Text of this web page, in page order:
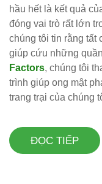
hầu hết là kết quả
đóng vai trò rất lớn
chúng tôi tin rằng tất
giúp cứu những
Factors, chúng tôi
trình giúp ong mật
trang trại của chúng
ĐỌC TIẾP